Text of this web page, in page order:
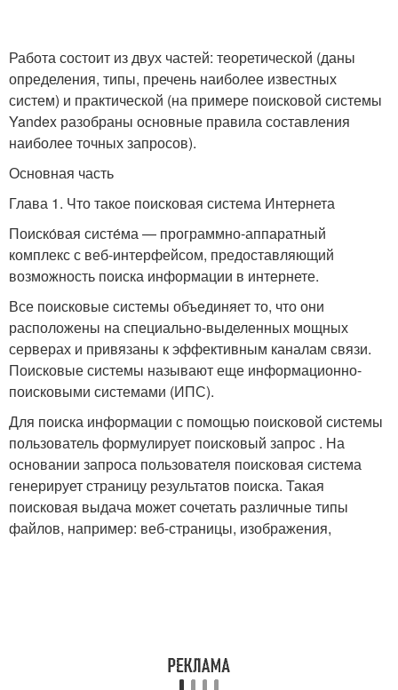
Работа состоит из двух частей: теоретической (даны
определения, типы, пречень наиболее известных
систем) и практической (на примере поисковой системы
Yandex разобраны основные правила составления
наиболее точных запросов).
Основная часть
Глава 1. Что такое поисковая система Интернета
Поиско́вая систе́ма — программно-аппаратный
комплекс с веб-интерфейсом, предоставляющий
возможность поиска информации в интернете.
Все поисковые системы объединяет то, что они
расположены на специально-выделенных мощных
серверах и привязаны к эффективным каналам связи.
Поисковые системы называют еще информационно-
поисковыми системами (ИПС).
Для поиска информации с помощью поисковой системы
пользователь формулирует поисковый запрос . На
основании запроса пользователя поисковая система
генерирует страницу результатов поиска. Такая
поисковая выдача может сочетать различные типы
файлов, например: веб-страницы, изображения,